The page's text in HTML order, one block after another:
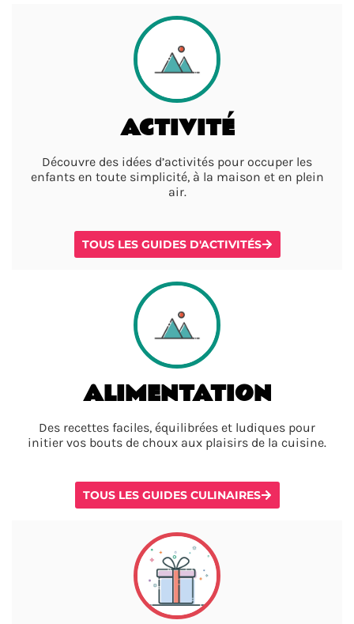
ACTIVITÉ
Découvre des idées d’activités pour occuper les
enfants en toute simplicité, à la maison et en plein
air.
TOUS LES GUIDES D'ACTIVITÉS
ALIMENTATION
Des recettes faciles, équilibrées et ludiques pour
initier vos bouts de choux aux plaisirs de la cuisine.
TOUS LES GUIDES CULINAIRES